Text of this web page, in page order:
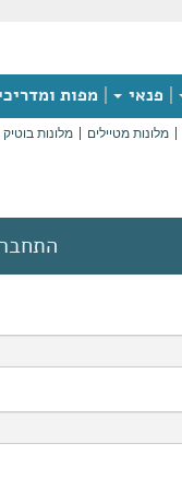
פנאי מפות
מלונות מטיילים מלונות בוטיק